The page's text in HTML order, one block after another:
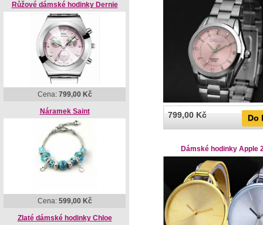
799,00 Kč Do
Dámské hodinky Apple
Růžové dámské hodinky Dernie
Cena: 799,00 Kč
Náramek Saint
Cena: 599,00 Kč
Zlaté dámské hodinky Chloe